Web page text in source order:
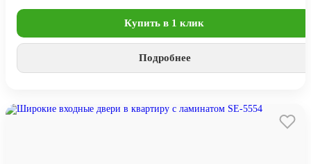
Купить в 1 клик
Подробнее